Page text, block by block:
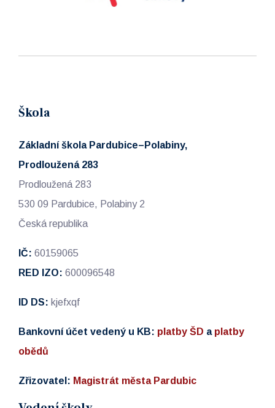
Škola
Základní škola Pardubice–Polabiny,
Prodloužená 283
Prodloužená 283
530 09 Pardubice, Polabiny 2
Česká republika
IČ: 60159065
RED IZO: 600096548
ID DS: kjefxqf
Bankovní účet vedený u KB: platby ŠD a platby
obědů
Zřizovatel: Magistrát města Pardubic